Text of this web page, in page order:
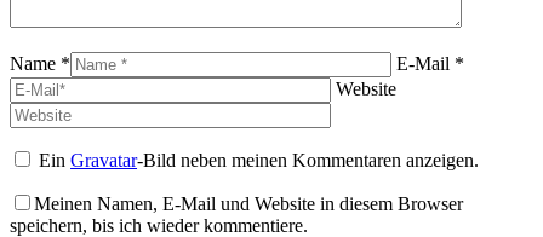
Name *
E-Mail *
Website
EinGravatar-Bild neben meinen Kommentaren anzeigen.
Meinen Namen, E-Mail und Website in diesem Browser
speichern, bis ich wieder kommentiere.